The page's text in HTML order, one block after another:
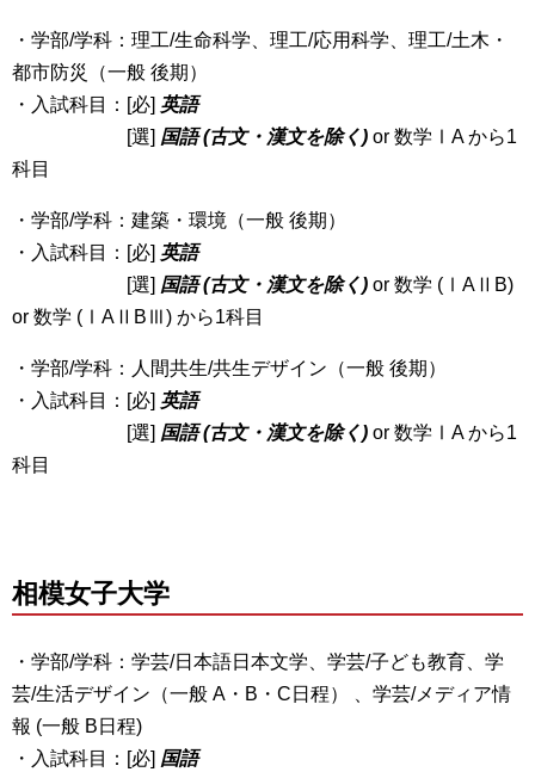
・学部/学科：理工/生命科学、理工/応用科学、理工/土木・
都市防災（一般 後期）
・入試科目：[必] 英語
[選] 国語 (古文・漢文を除く) or 数学ⅠA から1
科目
・学部/学科：建築・環境（一般 後期）
・入試科目：[必] 英語
[選] 国語 (古文・漢文を除く) or 数学 (ⅠAⅡB)
or 数学 (ⅠAⅡBⅢ) から1科目
・学部/学科：人間共生/共生デザイン（一般 後期）
・入試科目：[必] 英語
[選] 国語 (古文・漢文を除く) or 数学ⅠA から1
科目
相模女子大学
・学部/学科：学芸/日本語日本文学、学芸/子ども教育、学
芸/生活デザイン（一般 A・B・C日程） 、学芸/メディア情
報 (一般 B日程)
・入試科目：[必] 国語